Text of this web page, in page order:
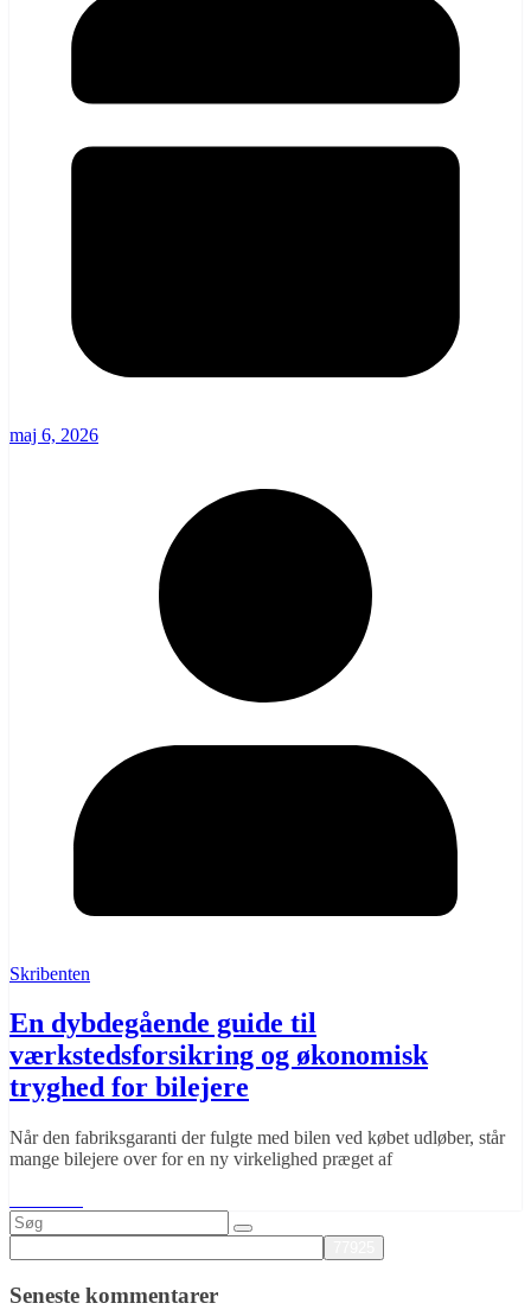
maj 6, 2026
Skribenten
En dybdegående guide til
værkstedsforsikring og økonomisk
tryghed for bilejere
Når den fabriksgaranti der fulgte med bilen ved købet udløber, står
mange bilejere over for en ny virkelighed præget af
Seneste kommentarer